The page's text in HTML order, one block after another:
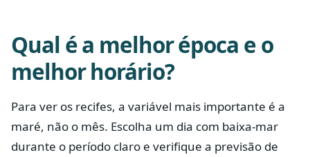
Qual é a melhor época e o
melhor horário?
Para ver os recifes, a variável mais importante é a
maré, não o mês. Escolha um dia com baixa-mar
durante o período claro e verifique a previsão de